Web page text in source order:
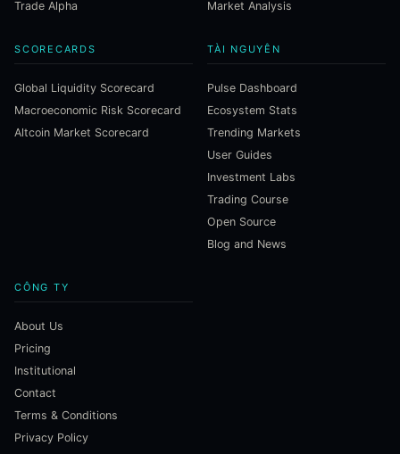
Trade Alpha
Market Analysis
SCORECARDS
Global Liquidity Scorecard
Macroeconomic Risk Scorecard
Altcoin Market Scorecard
TÀI NGUYÊN
Pulse Dashboard
Ecosystem Stats
Trending Markets
User Guides
Investment Labs
Trading Course
Open Source
Blog and News
CÔNG TY
About Us
Pricing
Institutional
Contact
Terms & Conditions
Privacy Policy